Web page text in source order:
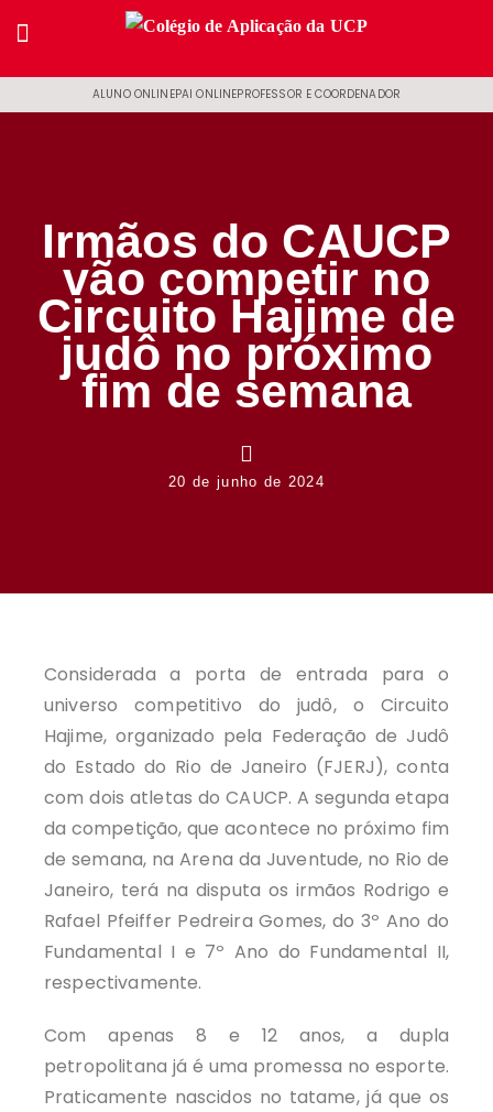
ALUNO ONLINEPAI ONLINEPROFESSOR E COORDENADOR
Irmãos do CAUCP
vão competir no
Circuito Hajime de
judô no próximo
fim de semana
20 de junho de 2024
Considerada a porta de entrada para o
universo competitivo do judô, o Circuito
Hajime, organizado pela Federação de Judô
do Estado do Rio de Janeiro (FJERJ), conta
com dois atletas do CAUCP. A segunda etapa
da competição, que acontece no próximo fim
de semana, na Arena da Juventude, no Rio de
Janeiro, terá na disputa os irmãos Rodrigo e
Rafael Pfeiffer Pedreira Gomes, do 3º Ano do
Fundamental I e 7º Ano do Fundamental II,
respectivamente.
Com apenas 8 e 12 anos, a dupla
petropolitana já é uma promessa no esporte.
Praticamente nascidos no tatame, já que os